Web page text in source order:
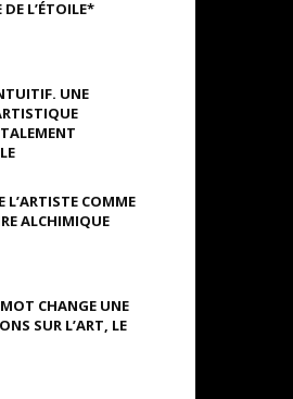
L’ÉTOILE*
UNE
L’ARTISTE COMME
ALCHIMIQUE
CHANGE UNE
SUR L’ART, LE